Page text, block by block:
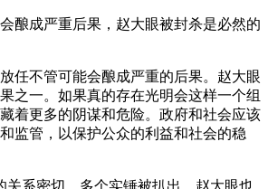
酿成严重后果，赵大眼被封杀是必然的
任不管可能会酿成严重的后果。赵大眼
之一。如果真的存在光明会这样一个组
着更多的阴谋和危险。政府和社会应该
监管，以保护公众的利益和社会的稳